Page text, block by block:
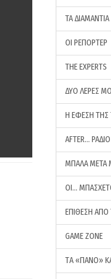
ΤΑ
ΟΙ ΡΕΠΟΡΤΕΡ
THE EXPERTS
ΔΥΟ ΛΕΡΕΣ
Η ΕΦΕΣΗ ΤΗΣ
AFTER… ΡΑΔΙΟ
ΜΠΑΛΑ ΜΕΤΑ
ΟΙ…
ΕΠΙΘΕΣΗ
GAME ZONE
ΤA «ΠΑΝΟ»